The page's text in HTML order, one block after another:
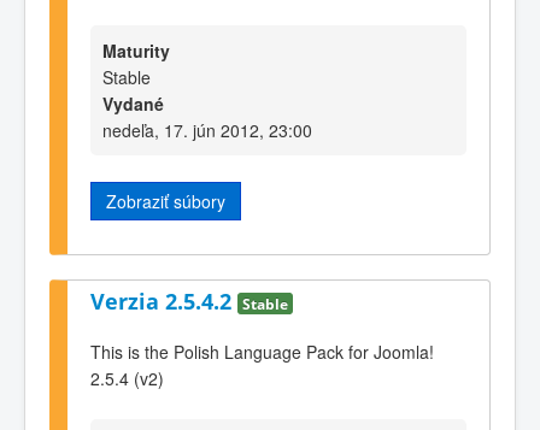
Maturity
Stable
Vydané
nedeľa, 17. jún 2012, 23:00
Zobraziť súbory
Verzia 2.5.4.2 Stable
This is the Polish Language Pack for Joomla!
2.5.4 (v2)